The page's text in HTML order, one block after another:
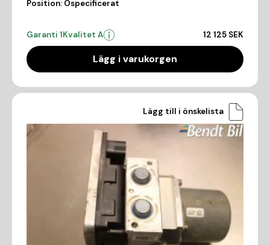
Position: Ospecificerat
Garanti 1Kvalitet A 12 125 SEK
Lägg i varukorgen
Lägg till i önskelista